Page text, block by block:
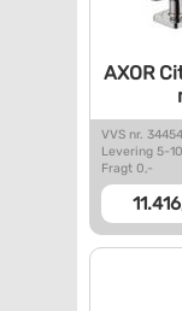
AXOR
VVS nr.
Levering 5-
Fragt 0,-